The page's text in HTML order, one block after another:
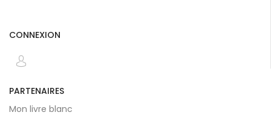
CONNEXION
PARTENAIRES
Mon livre blanc